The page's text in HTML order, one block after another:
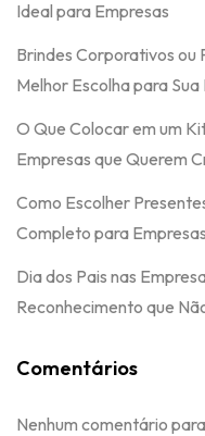
Ideal para Empresas
Brindes Corporativos ou
Melhor Escolha para Sua
O Que Colocar em um
Empresas que Querem
Como Escolher
Completo para Empresas
Dia dos Pais nas
Reconhecimento que
Comentários
Nenhum comentário